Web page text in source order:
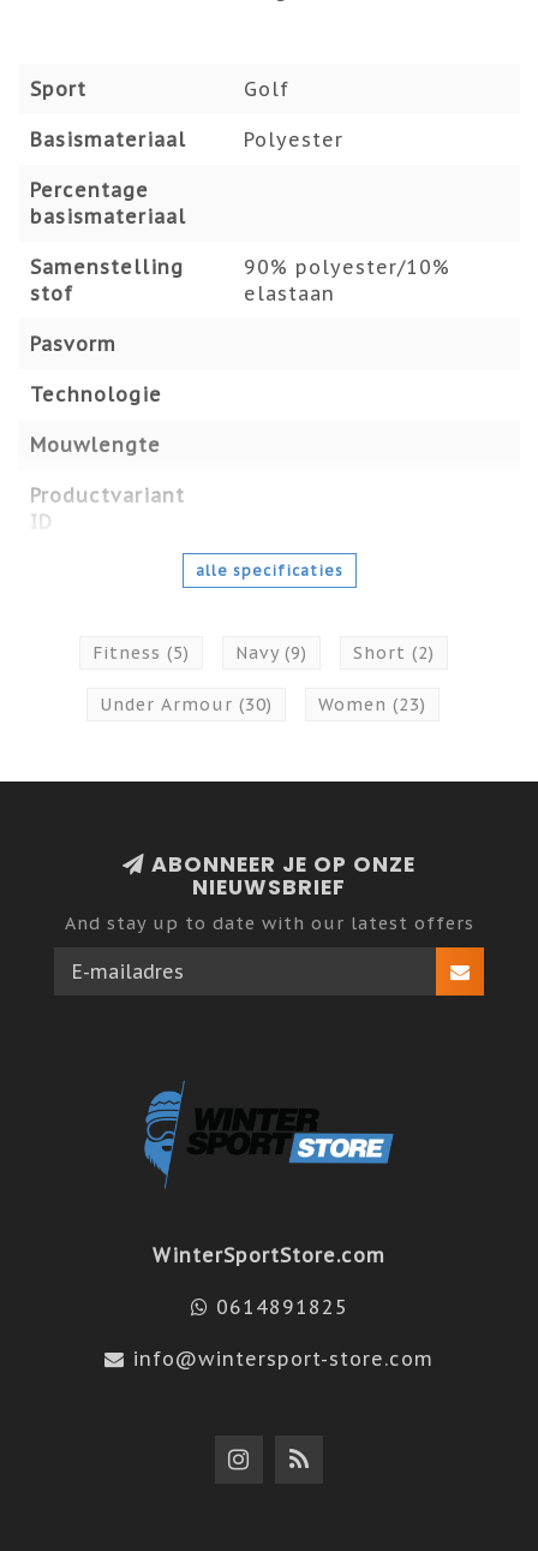
Sport Golf
Basismateriaal Polyester
Percentage
basismateriaal
Samenstelling
stof
90% polyester/10%
elastaan
Pasvorm
Technologie
Mouwlengte
Productvariant
ID
alle specificaties
Fitness (5) Navy (9) Short (2)
Under Armour (30) Women (23)
ABONNEER JE OP ONZE
NIEUWSBRIEF
And stay up to date with our latest offers
WinterSportStore.com
0614891825
info@wintersport-store.com